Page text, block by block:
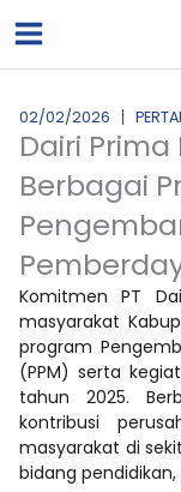
ke
02/02/2026
Dairi
Berbagai
Komitmen PT
masyarakat
program
(PPM) serta
tahun 2025.
kontribusi
masyarakat di
bidang